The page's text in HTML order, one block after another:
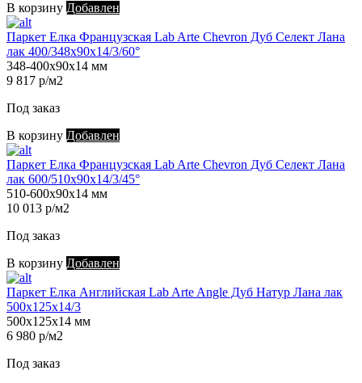
В корзину Добавлен
Паркет Елка Французская Lab Arte Chevron Дуб Селект Лана
лак 400/348х90х14/3/60°
348-400х90х14 мм
9 817 р/м2
Под заказ
В корзину Добавлен
Паркет Елка Французская Lab Arte Chevron Дуб Селект Лана
лак 600/510х90х14/3/45°
510-600х90х14 мм
10 013 р/м2
Под заказ
В корзину Добавлен
Паркет Елка Английская Lab Arte Angle Дуб Натур Лана лак
500х125х14/3
500х125х14 мм
6 980 р/м2
Под заказ